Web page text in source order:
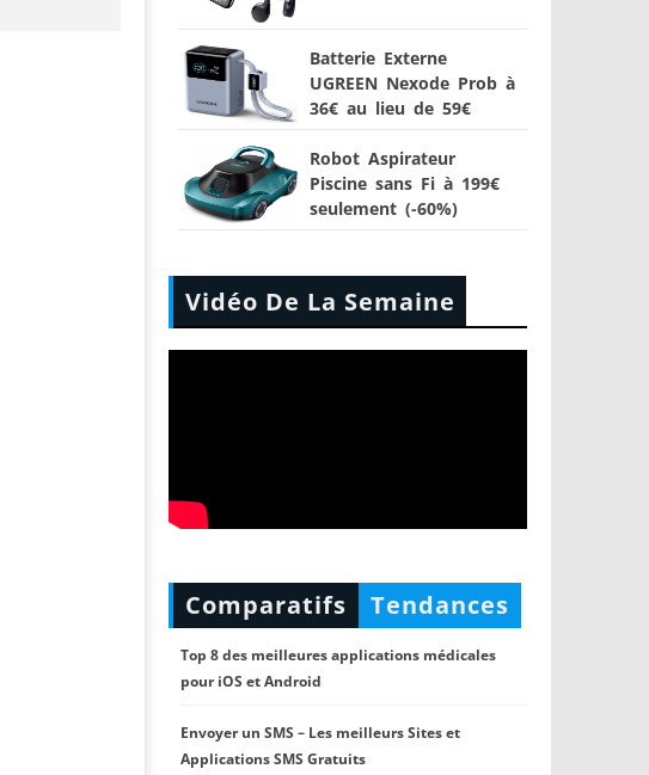
Batterie Externe
UGREEN Nexode Prob à
36€ au lieu de 59€
Robot Aspirateur
Piscine sans Fi à 199€
seulement (-60%)
Vidéo De La Semaine
Comparatifs Tendances
Top 8 des meilleures applications médicales
pour iOS et Android
Envoyer un SMS – Les meilleurs Sites et
Applications SMS Gratuits